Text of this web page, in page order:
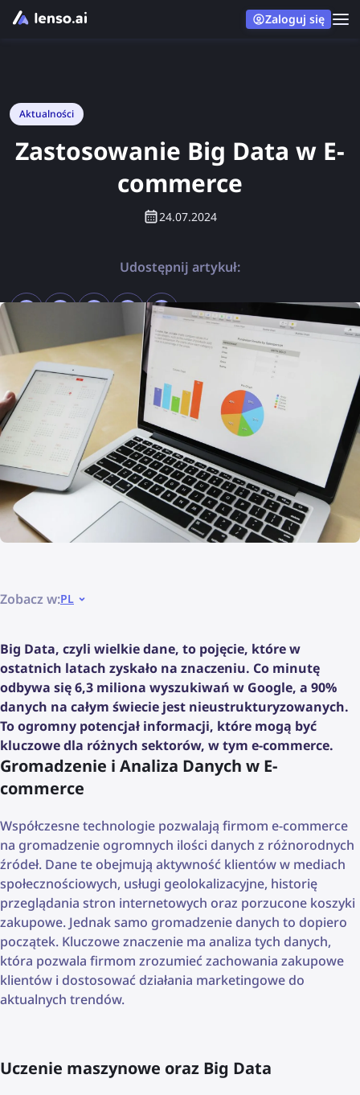
Zaloguj się
Aktualności
Zastosowanie Big Data w E-
commerce
24.07.2024
Udostępnij artykuł:
Zobacz w:PL
Big Data, czyli wielkie dane, to pojęcie, które w
ostatnich latach zyskało na znaczeniu. Co minutę
odbywa się 6,3 miliona wyszukiwań w Google, a 90%
danych na całym świecie jest nieustrukturyzowanych.
To ogromny potencjał informacji, które mogą być
kluczowe dla różnych sektorów, w tym e-commerce.
Gromadzenie i Analiza Danych w E-
commerce
Współczesne technologie pozwalają firmom e-commerce
na gromadzenie ogromnych ilości danych z różnorodnych
źródeł. Dane te obejmują aktywność klientów w mediach
społecznościowych, usługi geolokalizacyjne, historię
przeglądania stron internetowych oraz porzucone koszyki
zakupowe. Jednak samo gromadzenie danych to dopiero
początek. Kluczowe znaczenie ma analiza tych danych,
która pozwala firmom zrozumieć zachowania zakupowe
klientów i dostosować działania marketingowe do
aktualnych trendów.
Uczenie maszynowe oraz Big Data